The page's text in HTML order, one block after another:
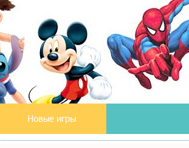
Новые игры